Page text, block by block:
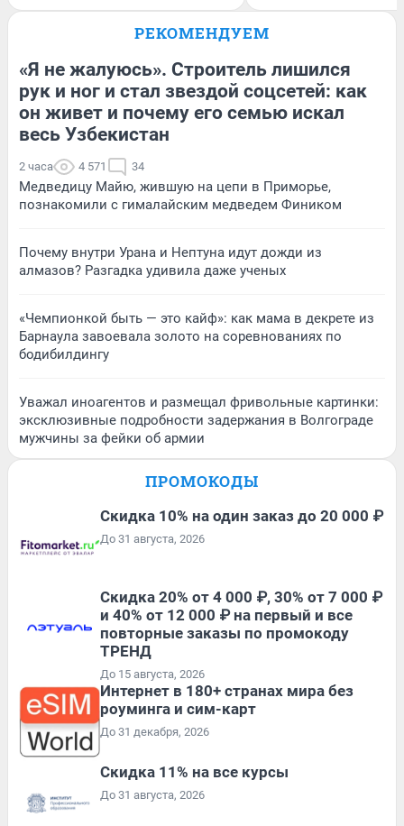
РЕКОМЕНДУЕМ
«Я не жалуюсь». Строитель лишился
рук и ног и стал звездой соцсетей: как
он живет и почему его семью искал
весь Узбекистан
2 часа 4 571 34
Медведицу Майю, жившую на цепи в Приморье,
познакомили с гималайским медведем Фиником
Почему внутри Урана и Нептуна идут дожди из
алмазов? Разгадка удивила даже ученых
«Чемпионкой быть — это кайф»: как мама в декрете из
Барнаула завоевала золото на соревнованиях по
бодибилдингу
Уважал иноагентов и размещал фривольные картинки:
эксклюзивные подробности задержания в Волгограде
мужчины за фейки об армии
ПРОМОКОДЫ
Скидка 10% на один заказ до 20 000 ₽
До 31 августа, 2026
Скидка 20% от 4 000 ₽, 30% от 7 000 ₽
и 40% от 12 000 ₽ на первый и все
повторные заказы по промокоду
ТРЕНД
До 15 августа, 2026
Интернет в 180+ странах мира без
роуминга и сим-карт
До 31 декабря, 2026
Скидка 11% на все курсы
До 31 августа, 2026